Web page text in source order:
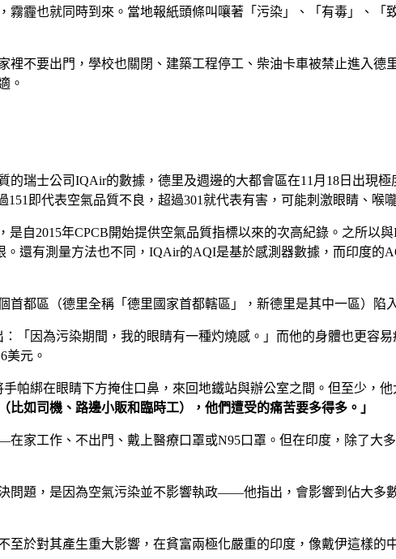
霾也就同時到來。當地報紙頭條叫嚷著「污染」、「有毒」、「
要出門，學校也關閉、建築工程停工、柴油卡車被禁止進入德
。
瑞士公司IQAir的數據，德里及週邊的大都會區在11月18日出現
即代表空氣品質不良，超過301就代表有害，可能刺激眼睛、喉
是自2015年CPCB開始提供空氣品質指標以來的次高紀錄。之所以
還有測量方法也不同，IQAir的AQI是基於感測器數據，而印度的
都區（德里全稱「德里國家首都轄區」，新德里是其中一區）陷
「因為污染期間，我的眼睛有一種灼燒感。」而他的身體也更容
美元。
帕綁在眼睛下方掩住口鼻，來回地鐵站與辦公室之間。但至少，
如司機、路邊小販和臨時工），他們遭受的痛苦要多得多。」
家工作、不出門、戴上醫療口罩或N95口罩。但在印度，除了大
問題，是因為空氣污染並不影響執政——他指出，會影響到佔大多
於對其產生重大影響，在貧富兩極化嚴重的印度，像戴伊這樣的